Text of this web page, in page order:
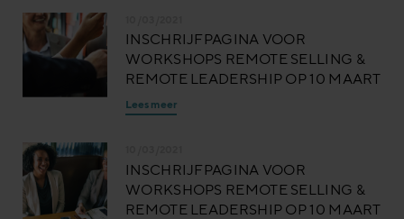
INSCHRIJFPAGINA VOOR
WORKSHOPS REMOTE SELLING &
REMOTE LEADERSHIP OP 10 MAART
Lees meer
INSCHRIJFPAGINA VOOR
WORKSHOPS REMOTE SELLING &
REMOTE LEADERSHIP OP 10 MAART